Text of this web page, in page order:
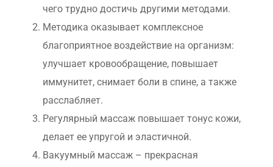
чего трудно достичь другими методами.
Методика оказывает комплексное
благоприятное воздействие на организм:
улучшает кровообращение, повышает
иммунитет, снимает боли в спине, а также
расслабляет.
Регулярный массаж повышает тонус кожи,
делает ее упругой и эластичной.
Вакуумный массаж – прекрасная